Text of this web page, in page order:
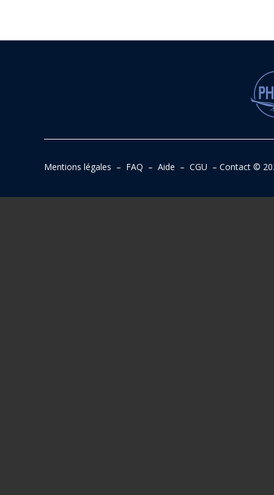
Mentions légales – FAQ – Aide – CGU – Contact©